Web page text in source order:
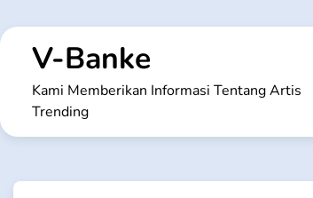
to
contentV-Banke
Kami Memberikan Informasi Tentang Artis
Trending